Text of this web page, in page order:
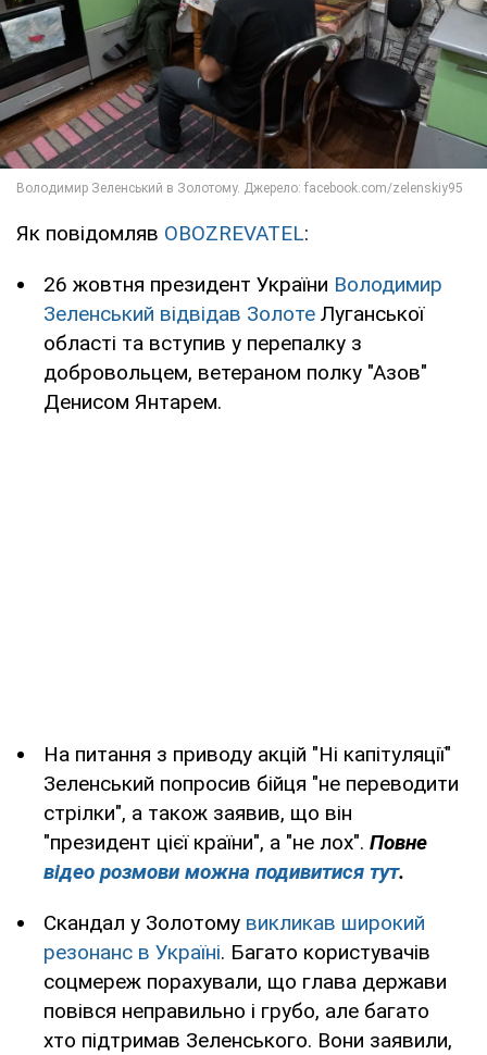
Як повідомляв OBOZREVATEL:
26 жовтня президент України Володимир
Зеленський відвідав Золоте Луганської
області та вступив у перепалку з
добровольцем, ветераном полку "Азов"
Денисом Янтарем.
На питання з приводу акцій "Ні капітуляції"
Зеленський попросив бійця "не переводити
стрілки", а також заявив, що він
"президент цієї країни", а "не лох". Повне
відео розмови можна подивитися тут.
Скандал у Золотому викликав широкий
резонанс в Україні. Багато користувачів
соцмереж порахували, що глава держави
повівся неправильно і грубо, але багато
хто підтримав Зеленського. Вони заявили,